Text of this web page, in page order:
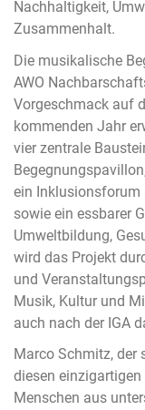
Nachhaltigkeit,
Zusammenhalt.
Die musikalische
AWO
Vorgeschmack auf
kommenden Jahr
vier zentrale
ein Inklusionsforum
sowie ein essbarer
Umweltbildung,
wird das Projekt
und
Musik, Kultur und
auch nach der IGA
Marco Schmitz, der
diesen
Menschen aus